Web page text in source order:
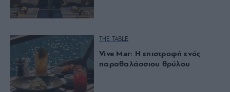
THE TABLE
Vive Mar: Η επιστροφή ενός
παραθαλάσσιου θρύλου